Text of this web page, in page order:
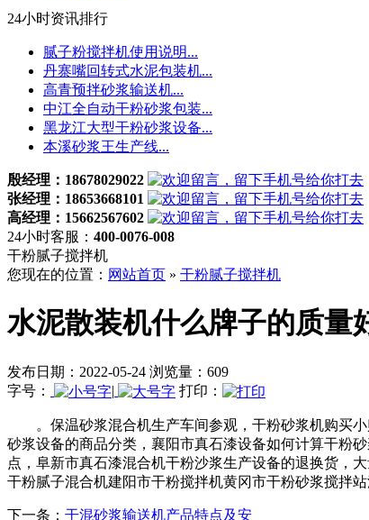
24小时资讯排行
腻子粉搅拌机使用说明...
丹寨嘴回转式水泥包装机...
高青预拌砂浆输送机...
中江全自动干粉砂浆包装...
黑龙江大型干粉砂浆设备...
本溪砂浆王生产线...
殷经理：18678029022
张经理：18653668101
高经理：15662567602
24小时客服： 400-0076-008
干粉腻子搅拌机
您现在的位置： 网站首页 » 干粉腻子搅拌机
水泥散装机什么牌子的质量
发布日期：2022-05-24 浏览量：609
字号：
| 打印：
。保温砂浆混合机生产车间参观，干粉砂浆机购买小
砂浆设备的商品分类，襄阳市真石漆设备如何计算干粉
点，阜新市真石漆混合机干粉沙浆生产设备的退换货，
干粉腻子混合机建阳市干粉搅拌机黄冈市干粉砂浆搅拌
下一条： 干混砂浆输送机产品特点及安